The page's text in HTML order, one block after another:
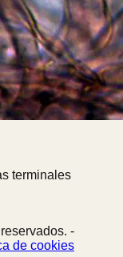
terminales
-
de cookies